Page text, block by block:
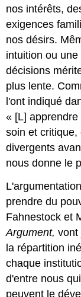
nos intérêts,
exigences
nos désirs.
intuition ou
décisions
plus lente.
l'ont indiqué
« [L]
soin et
divergents
nous donne le
prendre du
Fahnestock et
Argument, vont
la répartition
chaque
d'entre nous
peuvent le